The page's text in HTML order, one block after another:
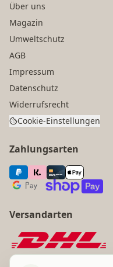
Über uns
Magazin
Umweltschutz
AGB
Impressum
Datenschutz
Widerrufsrecht
Cookie-Einstellungen
Zahlungsarten
Versandarten